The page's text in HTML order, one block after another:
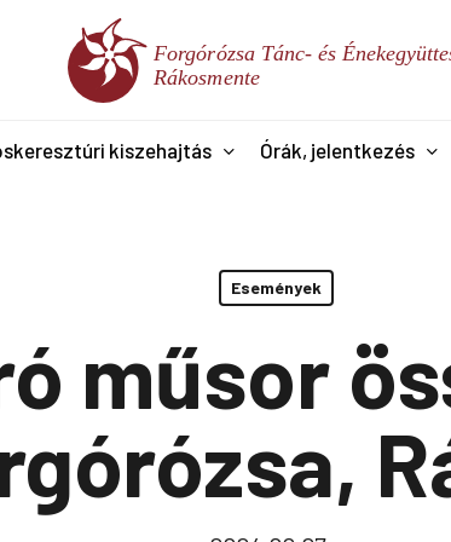
kiszehajtás Órák, jelentkezés
Események
műsor